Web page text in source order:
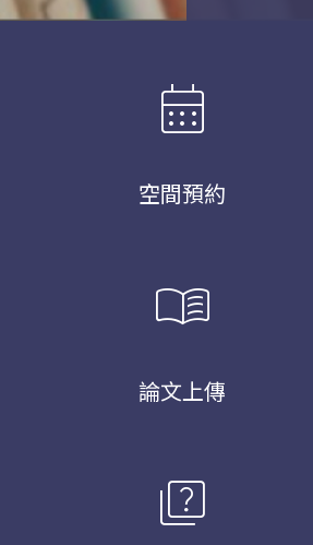
calendar_month
空間預約
menu_book
論文上傳
quiz